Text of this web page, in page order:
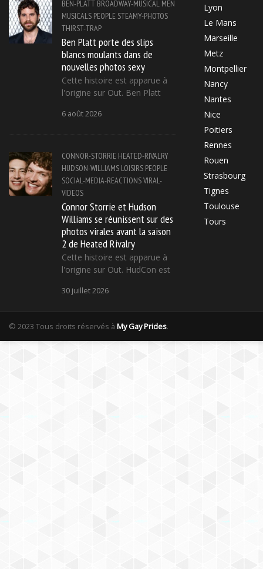
BEN-PLATT BROADWAY-MUSICAL MEN
MUSICALS PEOPLE STEAMY-PHOTOS
THIRST-TRAP
Ben Platt porte des slips
blancs moulants dans de
nouvelles photos sexy
Cette histoire est apparue à
l'origine sur Out. Ben Platt
6 août 2026
CONNOR-STORRIE HEATED-RIVALRY
HUDSON-WILLIAMS LOISIRS PEOPLE
SOCIAL-MEDIA-REACTIONSVIRAL-
VIDEOS
Connor Storrie et Hudson
Williams se réunissent sur des
photos virales avant la saison
2 de Heated Rivalry
Cette histoire est apparue à
l'origine sur Out. HudCon est
30 juillet 2026
Lyon
Le Mans
Marseille
Metz
Montpellier
Nancy
Nantes
Nice
Poitiers
Rennes
Rouen
Strasbourg
Tignes
Toulouse
Tours
© 2023 Tous droits réservés à My Gay Prides.